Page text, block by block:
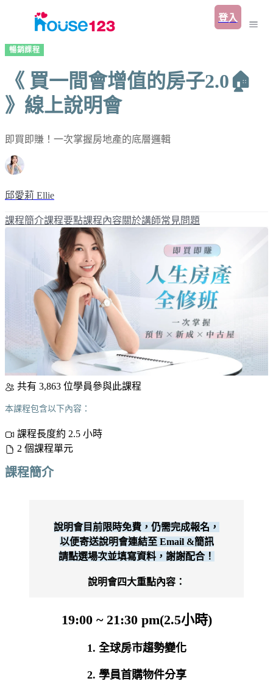
登入
暢銷課程
《 買一間會增值的房子2.0🏠
》線上說明會
即買即賺！一次掌握房地產的底層邏輯
邱愛莉 Ellie
課程簡介課程要點課程內容關於講師常見問題
共有 3,863 位學員參與此課程
本課程包含以下內容：
課程長度約 2.5 小時
2 個課程單元
課程簡介
說明會目前限時免費，仍需完成報名，
以便寄送說明會連結至 Email &簡訊
請點選場次並填寫資料，謝謝配合！
說明會四大重點內容：
19:00 ~ 21:30 pm(2.5小時)
1. 全球房市趨勢變化
2. 學員首購物件分享